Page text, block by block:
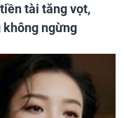
tài tăng vọt,
không ngừng